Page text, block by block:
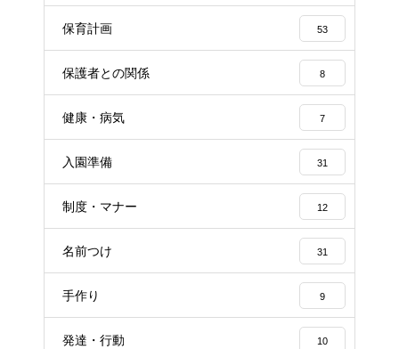
保育計画 53
保護者との関係 8
健康・病気 7
入園準備 31
制度・マナー 12
名前つけ 31
手作り 9
発達・行動 10